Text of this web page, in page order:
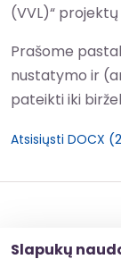
Slapukų
(VVL)“
Prašome
nustatymo ir
pateikti iki
Atsisiųsti DOCX